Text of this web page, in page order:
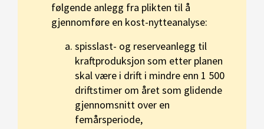
følgende anlegg fra plikten til å
gjennomføre en kost-nytteanalyse:
spisslast- og reserveanlegg til
kraftproduksjon som etter planen
skal være i drift i mindre enn 1 500
driftstimer om året som glidende
gjennomsnitt over en
femårsperiode,